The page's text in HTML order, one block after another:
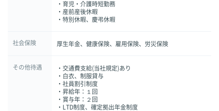
・育児・介護時短勤務
・産前産後休暇
・特別休暇、慶弔休暇
社会保険 厚生年金、健康保険、雇用保険、労災保険
その他待遇
・交通費支給(当社規定)あり
・白衣、制服貸与
・社員割引制度
・昇給年：１回
・賞与年：２回
・LTD制度、確定拠出年金制度